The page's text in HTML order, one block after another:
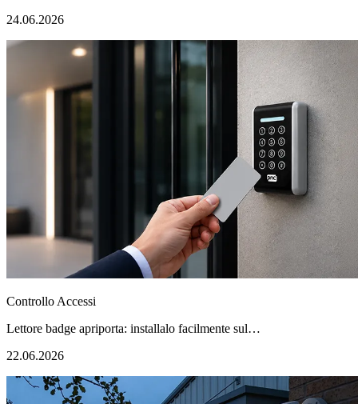
24.06.2026
Controllo Accessi
Lettore badge apriporta: installalo facilmente sul…
22.06.2026